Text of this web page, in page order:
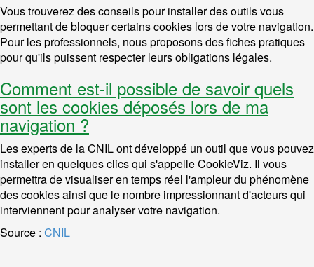
Vous trouverez des conseils pour installer des outils vous
permettant de bloquer certains cookies lors de votre navigation.
Pour les professionnels, nous proposons des fiches pratiques
pour qu'ils puissent respecter leurs obligations légales.
Comment est-il possible de savoir quels
sont les cookies déposés lors de ma
navigation ?
Les experts de la CNIL ont développé un outil que vous pouvez
installer en quelques clics qui s'appelle CookieViz. Il vous
permettra de visualiser en temps réel l'ampleur du phénomène
des cookies ainsi que le nombre impressionnant d'acteurs qui
interviennent pour analyser votre navigation.
Source : CNIL